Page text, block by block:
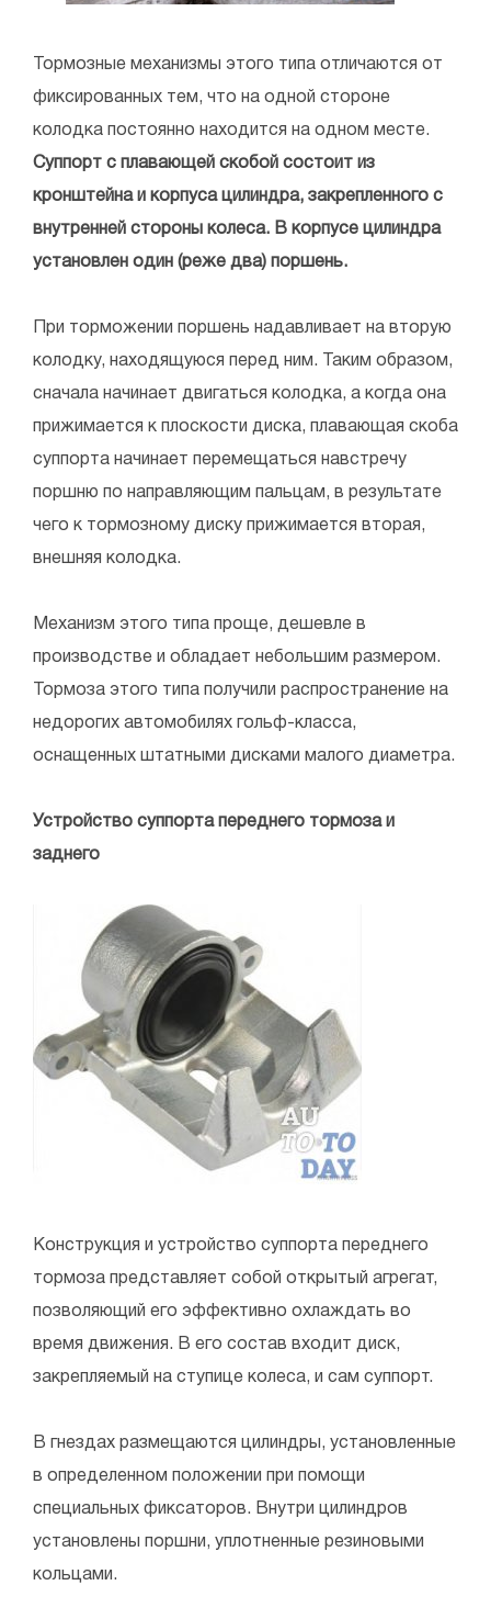
Тормозные механизмы этого типа отличаются от
фиксированных тем, что на одной стороне
колодка постоянно находится на одном месте.
Суппорт с плавающей скобой состоит из
кронштейна и корпуса цилиндра, закрепленного с
внутренней стороны колеса. В корпусе цилиндра
установлен один (реже два) поршень.
При торможении поршень надавливает на вторую
колодку, находящуюся перед ним. Таким образом,
сначала начинает двигаться колодка, а когда она
прижимается к плоскости диска, плавающая скоба
суппорта начинает перемещаться навстречу
поршню по направляющим пальцам, в результате
чего к тормозному диску прижимается вторая,
внешняя колодка.
Механизм этого типа проще, дешевле в
производстве и обладает небольшим размером.
Тормоза этого типа получили распространение на
недорогих автомобилях гольф-класса,
оснащенных штатными дисками малого диаметра.
Устройство суппорта переднего тормоза и
заднего
Конструкция и устройство суппорта переднего
тормоза представляет собой открытый агрегат,
позволяющий его эффективно охлаждать во
время движения. В его состав входит диск,
закрепляемый на ступице колеса, и сам суппорт.
В гнездах размещаются цилиндры, установленные
в определенном положении при помощи
специальных фиксаторов. Внутри цилиндров
установлены поршни, уплотненные резиновыми
кольцами.